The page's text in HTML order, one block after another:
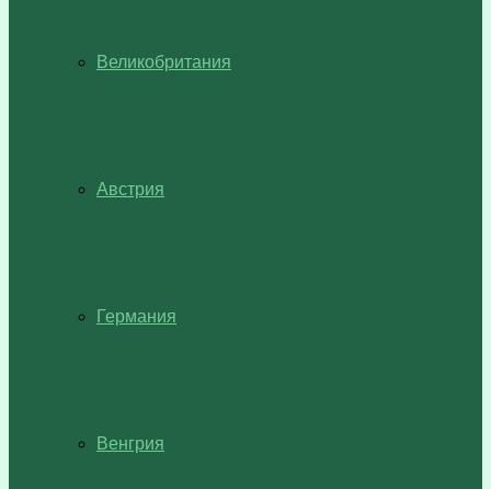
Великобритания
Австрия
Германия
Венгрия